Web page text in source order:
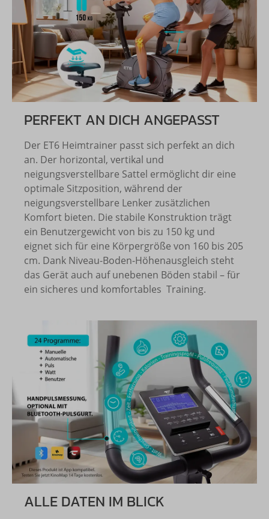
PERFEKT AN DICH ANGEPASST
Der ET6 Heimtrainer passt sich perfekt an dich
an. Der horizontal, vertikal und
neigungsverstellbare Sattel ermöglicht dir eine
optimale Sitzposition, während der
neigungsverstellbare Lenker zusätzlichen
Komfort bieten. Die stabile Konstruktion trägt
ein Benutzergewicht von bis zu 150 kg und
eignet sich für eine Körpergröße von 160 bis 205
cm. Dank Niveau-Boden-Höhenausgleich steht
das Gerät auch auf unebenen Böden stabil – für
ein sicheres und komfortables Training.
ALLE DATEN IM BLICK